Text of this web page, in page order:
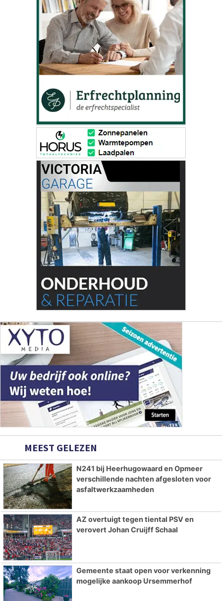
MEEST GELEZEN
N241 bij Heerhugowaard en Opmeer
verschillende nachten afgesloten voor
asfaltwerkzaamheden
AZ overtuigt tegen tiental PSV en
verovert Johan Cruijff Schaal
Gemeente staat open voor verkenning
mogelijke aankoop Ursemmerhof